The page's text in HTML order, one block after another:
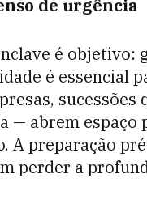
de urgência
é objetivo:
é essencial
— abrem
A preparação
perder a